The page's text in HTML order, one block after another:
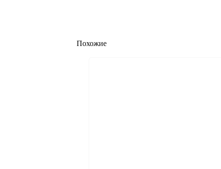
Похожие